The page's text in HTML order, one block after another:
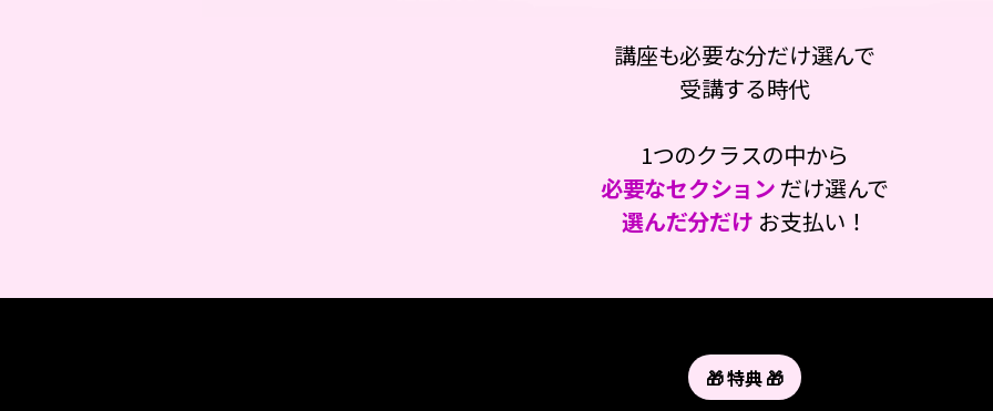
講座も必要な分だけ選んで
受講する時代
1つのクラスの中から
必要なセクション だけ選んで
選んだ分だけ お支払い！
🎁 特典 🎁